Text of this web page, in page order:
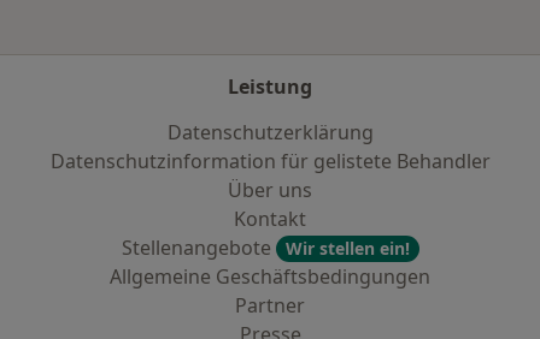
Leistung
Datenschutzerklärung
Datenschutzinformation für gelistete Behandler
Über uns
Kontakt
Stellenangebote
Wir stellen ein!
Allgemeine Geschäftsbedingungen
Partner